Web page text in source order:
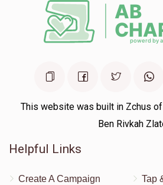
This website was built in Zchus
Ben Rivkah
Helpful Links
Create A Campaign
Tap